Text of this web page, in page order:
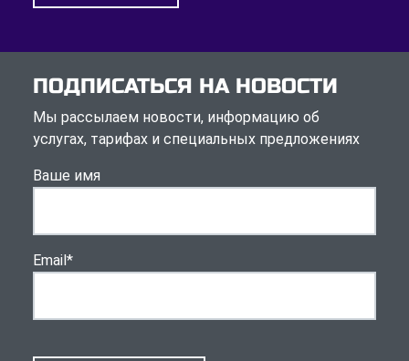
ПОДПИСАТЬСЯ НА НОВОСТИ
Мы рассылаем новости, информацию об
услугах, тарифах и специальных предложениях
Ваше имя
Email*